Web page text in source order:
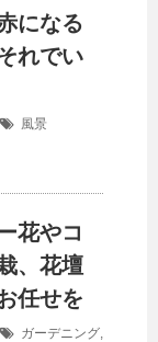
になる
れでい
風景
花やコ
、花壇
任せを
ガーデニング,